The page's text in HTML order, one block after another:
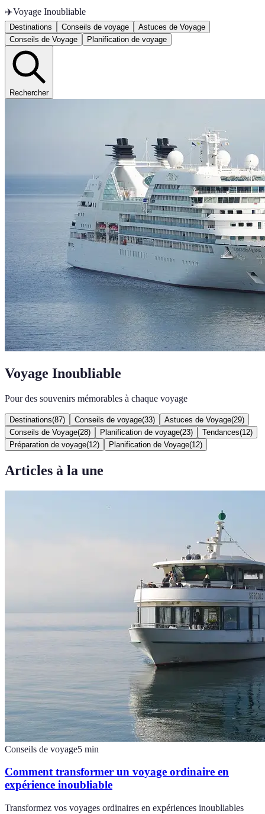
✈️Voyage Inoubliable
Destinations Conseils de voyage
Astuces de Voyage
Conseils de Voyage
Planification de voyage
Rechercher
Voyage Inoubliable
Pour des souvenirs mémorables à chaque voyage
Destinations(87) Conseils de voyage(33) Astuces de Voyage(29)
Conseils de Voyage(28) Planification de voyage(23) Tendances(12)
Préparation de voyage(12) Planification de Voyage(12)
Articles à la une
Conseils de voyage5 min
Comment transformer un voyage ordinaire en
expérience inoubliable
Transformez vos voyages ordinaires en expériences inoubliables